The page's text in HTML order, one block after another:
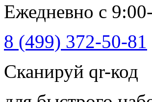
Ежедневно с
8 (499) 372-50-81
Сканируй qr-код